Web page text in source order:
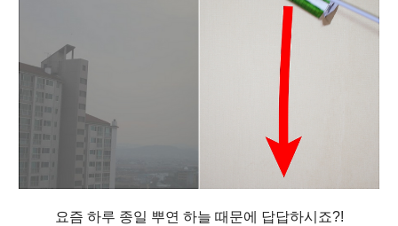
요즘 하루 종일 뿌연 하늘 때문에 답답하시죠?!